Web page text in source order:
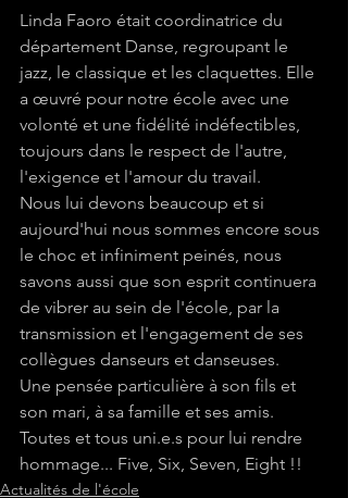
Linda Faoro était coordinatrice du
département Danse, regroupant le
jazz, le classique et les claquettes. Elle
a œuvré pour notre école avec une
volonté et une fidélité indéfectibles,
toujours dans le respect de l'autre,
l'exigence et l'amour du travail.
Nous lui devons beaucoup et si
aujourd'hui nous sommes encore sous
le choc et infiniment peinés, nous
savons aussi que son esprit continuera
de vibrer au sein de l'école, par la
transmission et l'engagement de ses
collègues danseurs et danseuses.
Une pensée particulière à son fils et
son mari, à sa famille et ses amis.
Toutes et tous uni.e.s pour lui rendre
hommage... Five, Six, Seven, Eight !!
Actualités de l'école